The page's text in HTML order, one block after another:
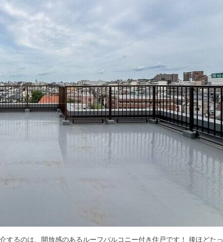
るのは、開放感のあるルーフバルコニー付き住戸です！ 後ほどたっ